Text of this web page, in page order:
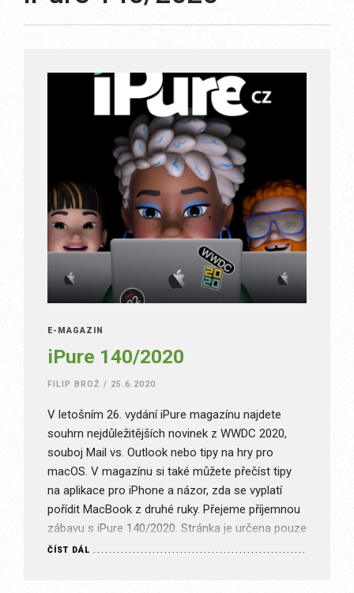
E-MAGAZÍN
iPure 140/2020
FILIP BROŽ / 25.6.2020
V letošním 26. vydání iPure magazínu najdete
souhrn nejdůležitějších novinek z WWDC 2020,
souboj Mail vs. Outlook nebo tipy na hry pro
macOS. V magazínu si také můžete přečíst tipy
na aplikace pro iPhone a názor, zda se vyplatí
pořídit MacBook z druhé ruky. Přejeme příjemnou
zábavu s iPure 140/2020. Stránka je určena pouze
pro předplatitele…
ČÍST DÁL